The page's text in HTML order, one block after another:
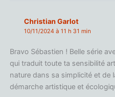
Christian Garlot
10/11/2024 à 11 h 31 min
Bravo Sébastien ! Belle série
qui traduit toute ta sensibilité
nature dans sa simplicité et de
démarche artistique et